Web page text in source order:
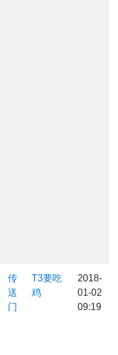
传
送
门
T3要吃
鸡
2018-
01-02
09:19